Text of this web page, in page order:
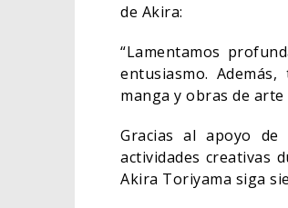
de Akira:
“Lamentamos
entusiasmo.
manga y obras de arte
Gracias al apoyo
actividades creativas
Akira Toriyama siga
ORLANDO
HABER
BATMAN